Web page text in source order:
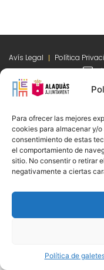
Para ofrecer las mejores
cookies para almacenar y/
consentimiento de estas
el comportamiento de
sitio. No consentir o retirar
negativamente a ciertas
Política de
Copyright © 2020
Avís Legal Política